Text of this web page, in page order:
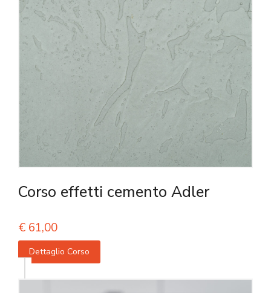
Corso effetti cemento Adler
€ 61,00
Dettaglio Corso